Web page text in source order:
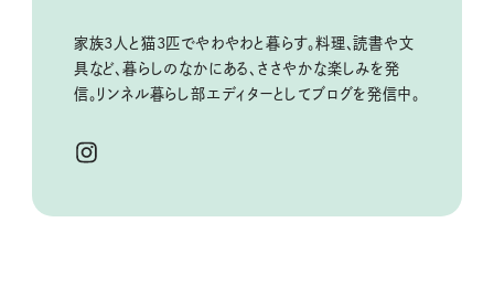
家族3人と猫3匹でやわやわと暮らす。料理、読書や文
具など、暮らしのなかにある、ささやかな楽しみを発
信。リンネル暮らし部エディターとしてブログを発信中。